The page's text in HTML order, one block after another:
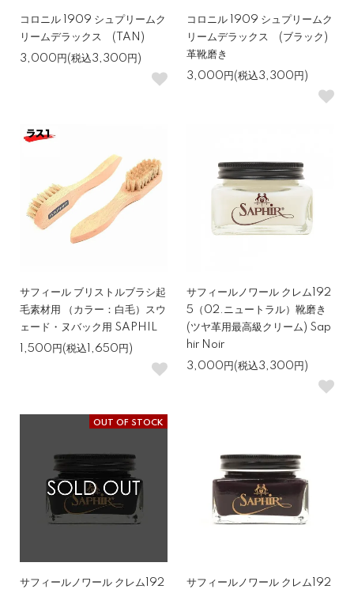
コロニル 1909 シュプリームク
リームデラックス (TAN)
3,000円(税込3,300円)
コロニル 1909 シュプリームク
リームデラックス (ブラック)
革靴磨き
3,000円(税込3,300円)
サフィール ブリストルブラシ起
毛素材用 （カラー：白毛）スウ
ェード・ヌバック用 SAPHIL
1,500円(税込1,650円)
サフィールノワール クレム192
5（02.ニュートラル）靴磨き
(ツヤ革用最高級クリーム) Sap
hir Noir
3,000円(税込3,300円)
OUT OF STOCK
サフィールノワール クレム192
サフィールノワール クレム192